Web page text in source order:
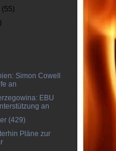
(55)
Simon Cowell
an
EBU
an
(429)
Pläne zur